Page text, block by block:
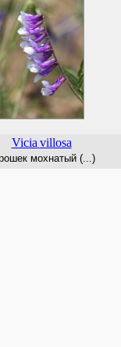
Vicia villosa
мохнатый (...)